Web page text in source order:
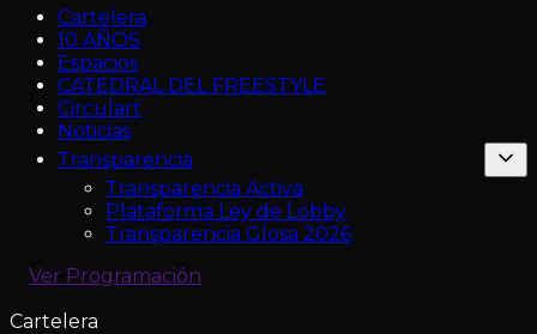
Cartelera
10 AÑOS
Espacios
CATEDRAL DEL FREESTYLE
Circulart
Noticias
Transparencia
Transparencia Activa
Plataforma Ley de Lobby
Transparencia Glosa 2026
Ver Programación
Cartelera